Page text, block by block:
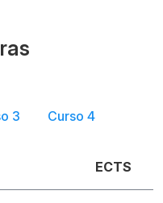
3 Curso 4
ECTS